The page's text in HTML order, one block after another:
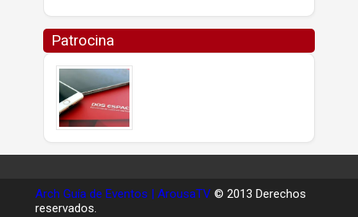
Patrocina
Arch Guía de Eventos | ArousaTV © 2013 Derechos
reservados.